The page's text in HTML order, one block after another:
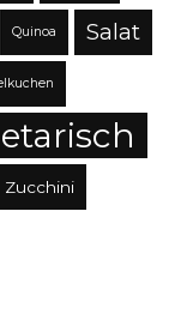
Quinoa Salat
Zucchini